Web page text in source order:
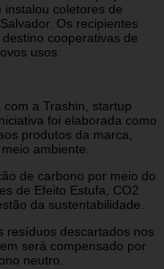
coletores de
Os recipientes
cooperativas de
usos.
a Trashin, startup
foi elaborada como
produtos da marca,
ambiente.
de carbono por meio do
de Efeito Estufa, CO2
da sustentabilidade.
resíduos descartados nos
será compensado por
neutro.